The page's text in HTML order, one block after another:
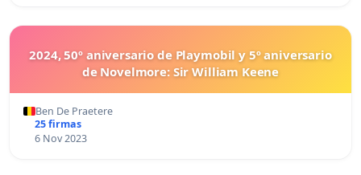
2024, 50º aniversario de Playmobil y 5º aniversario
de Novelmore: Sir William Keene
Ben De Praetere
25 firmas
6 Nov 2023